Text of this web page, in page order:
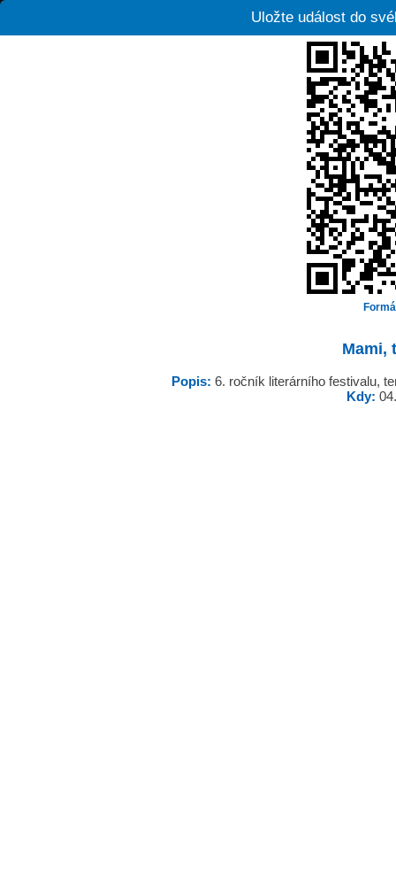
Uložte událost do
Mami,
Popis: 6. ročník literárního festivalu,
Kdy: